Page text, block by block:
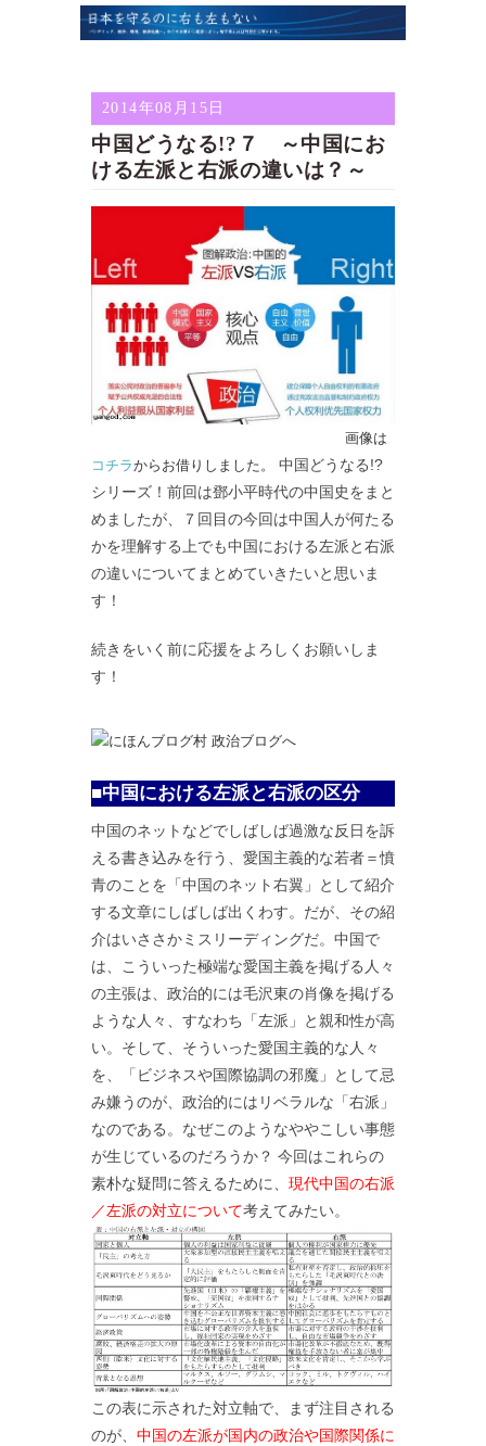
2014年08月15日
中国どうなる!?７ ～中国にお
ける左派と右派の違いは？～
画像は
コチラからお借りしました。
中国どうなる!?
シリーズ！前回は鄧小平時代の中国史をまと
めましたが、７回目の今回は中国人が何たる
かを理解する上でも中国における左派と右派
の違いについてまとめていきたいと思いま
す！
続きをいく前に応援をよろしくお願いしま
す！
■中国における左派と右派の区分
中国のネットなどでしばしば過激な反日を訴
える書き込みを行う、愛国主義的な若者＝憤
青のことを「中国のネット右翼」として紹介
する文章にしばしば出くわす。だが、その紹
介はいささかミスリーディングだ。中国で
は、こういった極端な愛国主義を掲げる人々
の主張は、政治的には毛沢東の肖像を掲げる
ような人々、すなわち「左派」と親和性が高
い。そして、そういった愛国主義的な人々
を、「ビジネスや国際協調の邪魔」として忌
み嫌うのが、政治的にはリベラルな「右派」
なのである。なぜこのようなややこしい事態
が生じているのだろうか？ 今回はこれらの
素朴な疑問に答えるために、 現代中国の右派
／左派の対立について考えてみたい。
この表に示された対立軸で、まず注目される
のが、 中国の左派が国内の政治や国際関係に